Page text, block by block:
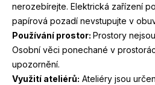
nerozebírejte. Elektrická zařízení
papírová pozadí nevstupujte v
Používání prostor: Prostory
Osobní věci ponechané v
upozornění.
Využití ateliérů: Ateliéry jsou